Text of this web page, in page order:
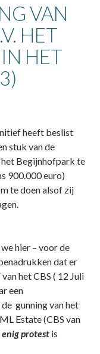
VAN
HET
HET
heeft beslist
stuk van de
Begijnhofpark te
900.000 euro)
te doen alsof zij
hier – voor de
dat er
het CBS ( 12 Juli
een
gunning van het
Estate (CBS van
protest is